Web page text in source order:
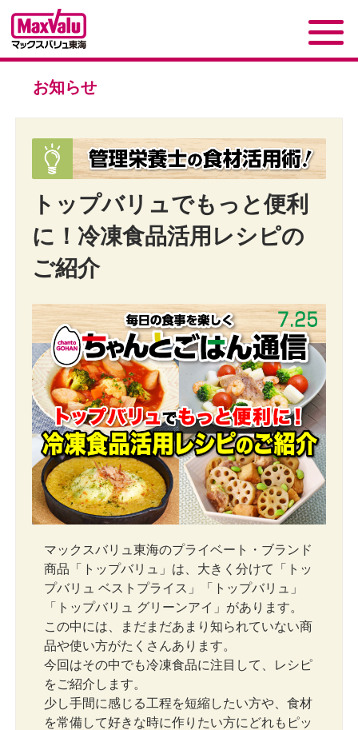
お知らせ
トップバリュでもっと便利
に！冷凍食品活用レシピの
ご紹介
マックスバリュ東海のプライベート・ブランド
商品「トップバリュ」は、大きく分けて「トッ
プバリュ ベストプライス」「トップバリュ」
「トップバリュ グリーンアイ」があります。
この中には、まだまだあまり知られていない商
品や使い方がたくさんあります。
今回はその中でも冷凍食品に注目して、レシピ
をご紹介します。
少し手間に感じる工程を短縮したい方や、食材
を常備して好きな時に作りたい方にどれもピッ